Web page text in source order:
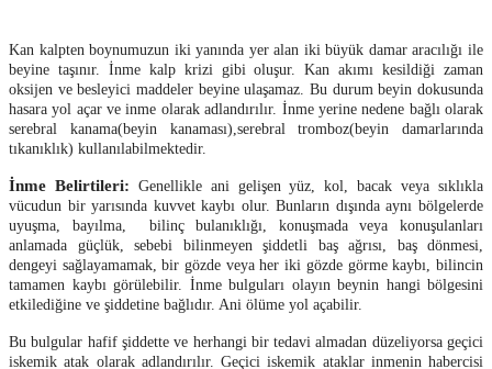
Kan kalpten boynumuzun iki yanında yer alan iki büyük damar aracılığı ile
beyine taşınır. İnme kalp krizi gibi oluşur. Kan akımı kesildiği zaman
oksijen ve besleyici maddeler beyine ulaşamaz. Bu durum beyin dokusunda
hasara yol açar ve inme olarak adlandırılır. İnme yerine nedene bağlı olarak
serebral kanama(beyin kanaması),serebral tromboz(beyin damarlarında
tıkanıklık) kullanılabilmektedir.
İnme Belirtileri: Genellikle ani gelişen yüz, kol, bacak veya sıklıkla
vücudun bir yarısında kuvvet kaybı olur. Bunların dışında aynı bölgelerde
uyuşma, bayılma, bilinç bulanıklığı, konuşmada veya konuşulanları
anlamada güçlük, sebebi bilinmeyen şiddetli baş ağrısı, baş dönmesi,
dengeyi sağlayamamak, bir gözde veya her iki gözde görme kaybı, bilincin
tamamen kaybı görülebilir. İnme bulguları olayın beynin hangi bölgesini
etkilediğine ve şiddetine bağlıdır. Ani ölüme yol açabilir.
Bu bulgular hafif şiddette ve herhangi bir tedavi almadan düzeliyorsa geçici
iskemik atak olarak adlandırılır. Geçici iskemik ataklar inmenin habercisi